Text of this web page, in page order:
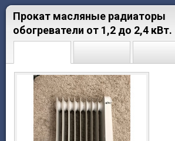
Прокат масляные радиаторы
обогреватели от 1,2 до 2,4 кВт.